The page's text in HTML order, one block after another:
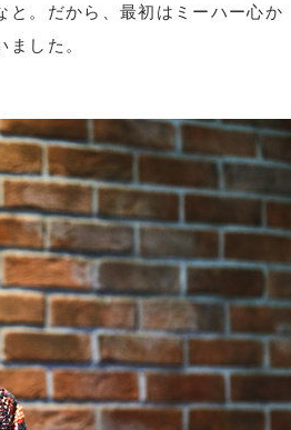
と。だから、最初はミーハー心か
した。